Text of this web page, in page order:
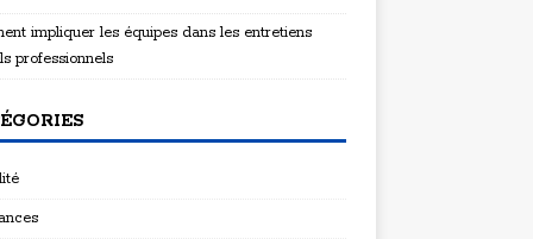
impliquer les équipes dans les entretiens
professionnels